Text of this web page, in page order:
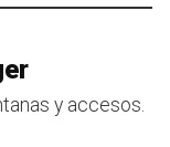
y accesos.